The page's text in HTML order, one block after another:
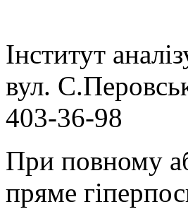
Інститут
вул.
403-36-98
При повному
пряме